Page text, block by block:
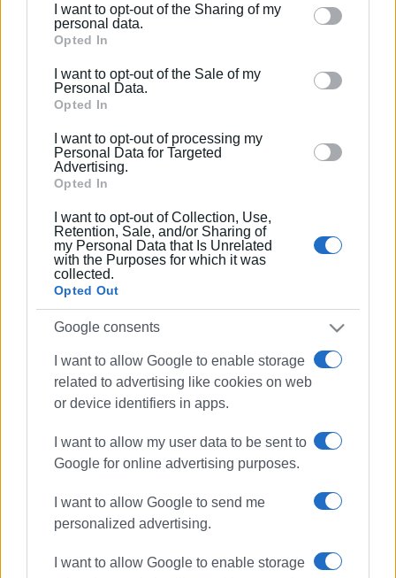
Please note that this website/app uses one or more
Google services and may gather and store information
behaviour. You may click to grant or deny consent to
Google and its third-party tags to use your data for
section.
I want to opt-out of the Sharing of my
personal data.
Opted In
I want to opt-out of the Sale of my
Personal Data.
Opted In
I want to opt-out of processing my
Personal Data for Targeted
Advertising.
Opted In
I want to opt-out of Collection, Use,
Retention, Sale, and/or Sharing of
my Personal Data that Is Unrelated
with the Purposes for which it was
collected.
Opted Out
Google consents
I want to allow Google to enable storage
related to advertising like cookies on web
or device identifiers in apps.
I want to allow my user data to be sent to
Google for online advertising purposes.
I want to allow Google to send me
personalized advertising.
I want to allow Google to enable storage
ΒΑΣΙΛΗΣ ΠΑΝΤΑΖΟΠΟΥΛΟΣ
τμήματος Μεσογειακών Σπουδών του
Πανεπιστημίου Αιγαίου (Ρόδος), με ειδίκευση
Μεταπτυχιακού Τίτλου από το Πανεπιστήμιο του
Readingστις Στρατηγικές Σπουδές.
Ακολουθήστε το enimerosi στοFacebook